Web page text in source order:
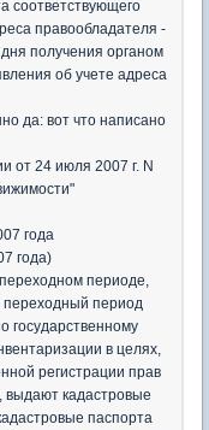
соответствующего
правообладателя -
получения органом
об учете адреса
да: вот что написано
от 24 июля 2007 г. N
года
года)
периоде,
переходный период
государственному
в целях,
регистрации прав
выдают кадастровые
паспорта